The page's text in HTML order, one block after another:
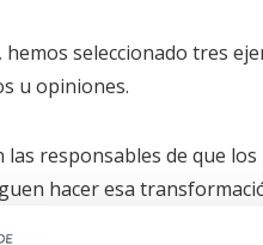
seleccionado tres
u opiniones.
las responsables de que
hacer esa
empresas a que vivan su